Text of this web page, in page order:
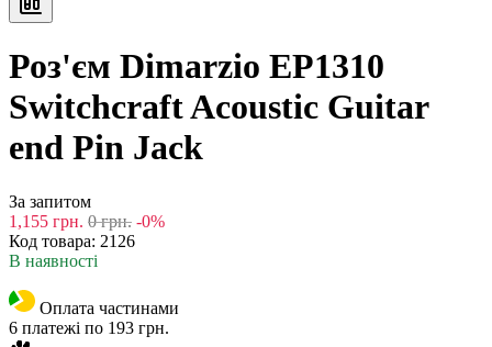
Роз'єм Dimarzio EP1310
Switchcraft Acoustic Guitar
end Pin Jack
За запитом
1,155 грн. 0 грн. -0%
Код товара: 2126
В наявності
Оплата частинами
6 платежі по 193 грн.